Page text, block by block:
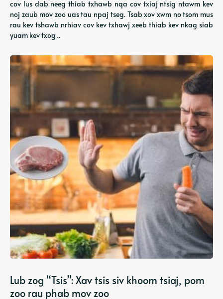
cov lus dab neeg thiab txhawb nqa cov txiaj ntsig ntawm kev
noj zaub mov zoo uas tau npaj tseg. Tsab xov xwm no tsom mus
rau kev tshawb nrhiav cov kev txhawj xeeb thiab kev nkag siab
yuam kev txog ..
Lub zog “Tsis”: Xav tsis siv khoom tsiaj, pom
zoo rau phab mov zoo